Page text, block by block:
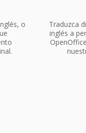
o
Traduzca
inglés a